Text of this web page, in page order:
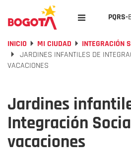
PQRS-
INICIO MI CIUDAD
INTEGRACIÓN
JARDINES INFANTILES DE
VACACIONES
Jardines
Integración
vacaciones